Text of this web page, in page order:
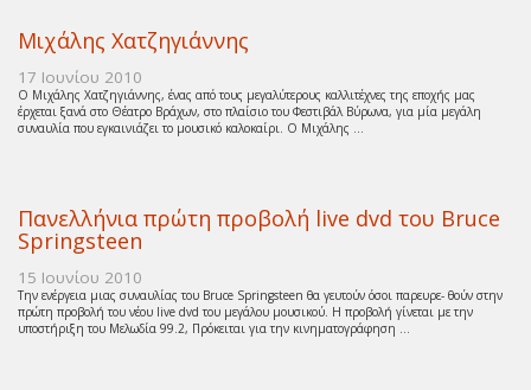
Μιχάλης Χατζηγιάννης
17 Ιουνίου 2010
Ο Μιχάλης Χατζηγιάννης, ένας από τους μεγαλύτερους καλλιτέχνες της εποχής μας
έρχεται ξανά στο Θέατρο Βράχων, στο πλαίσιο του Φεστιβάλ Βύρωνα, για μία μεγάλη
συναυλία που εγκαινιάζει το μουσικό καλοκαίρι. Ο Μιχάλης ...
Πανελλήνια πρώτη προβολή live dvd του Bruce
Springsteen
15 Ιουνίου 2010
Την ενέργεια μιας συναυλίας του Bruce Springsteen θα γευτούν όσοι παρευρε- θούν στην
πρώτη προβολή του νέου live dvd του μεγάλου μουσικού. Η προβολή γίνεται με την
υποστήριξη του Μελωδία 99.2, Πρόκειται για την κινηματογράφηση ...